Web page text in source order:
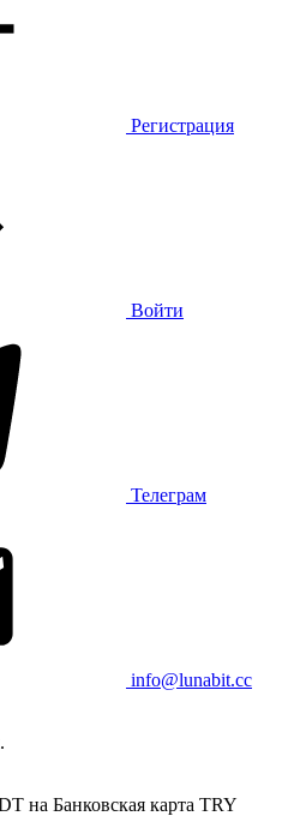
Регистрация
Войти
Телеграм
info@lunabit.cc
на Банковская карта TRY